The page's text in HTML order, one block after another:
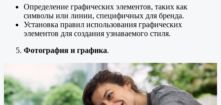
Определение графических элементов, таких как
символы или линии, специфичных для бренда.
Установка правил использования графических
элементов для создания узнаваемого стиля.
Фотография и графика.